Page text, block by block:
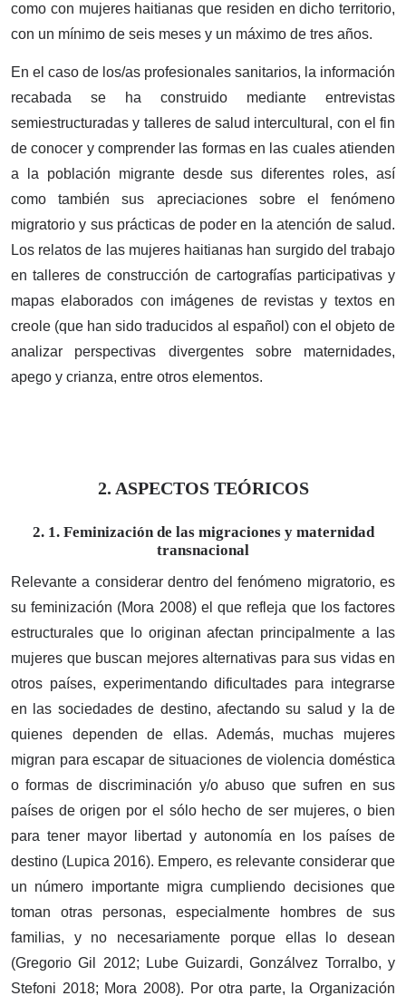
como con mujeres haitianas que residen en dicho territorio,
con un mínimo de seis meses y un máximo de tres años.
En el caso de los/as profesionales sanitarios, la información
recabada se ha construido mediante entrevistas
semiestructuradas y talleres de salud intercultural, con el fin
de conocer y comprender las formas en las cuales atienden
a la población migrante desde sus diferentes roles, así
como también sus apreciaciones sobre el fenómeno
migratorio y sus prácticas de poder en la atención de salud.
Los relatos de las mujeres haitianas han surgido del trabajo
en talleres de construcción de cartografías participativas y
mapas elaborados con imágenes de revistas y textos en
creole (que han sido traducidos al español) con el objeto de
analizar perspectivas divergentes sobre maternidades,
apego y crianza, entre otros elementos.
2. ASPECTOS TEÓRICOS
2. 1. Feminización de las migraciones y maternidad
transnacional
Relevante a considerar dentro del fenómeno migratorio, es
su feminización (Mora 2008) el que refleja que los factores
estructurales que lo originan afectan principalmente a las
mujeres que buscan mejores alternativas para sus vidas en
otros países, experimentando dificultades para integrarse
en las sociedades de destino, afectando su salud y la de
quienes dependen de ellas. Además, muchas mujeres
migran para escapar de situaciones de violencia doméstica
o formas de discriminación y/o abuso que sufren en sus
países de origen por el sólo hecho de ser mujeres, o bien
para tener mayor libertad y autonomía en los países de
destino (Lupica 2016). Empero, es relevante considerar que
un número importante migra cumpliendo decisiones que
toman otras personas, especialmente hombres de sus
familias, y no necesariamente porque ellas lo desean
(Gregorio Gil 2012; Lube Guizardi, Gonzálvez Torralbo, y
Stefoni 2018; Mora 2008). Por otra parte, la Organización